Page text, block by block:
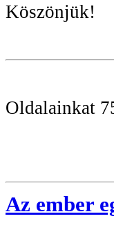
Köszönjük!
Oldalainkat
Az ember